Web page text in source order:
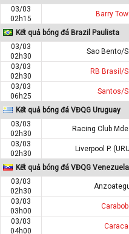
03/03
02h15
Barry
Kết quả bóng đá Brazil Paulista
03/03
02h30
Sao Bento/
03/03
02h30
RB Brasil/
03/03
06h25
Santos/
Kết quả bóng đá VĐQG Uruguay
03/03
02h30
Racing Club
03/03
02h30
Liverpool P.
Kết quả bóng đá VĐQG Venezuela
03/03
02h30
03/03
03h00
03/03
04h00